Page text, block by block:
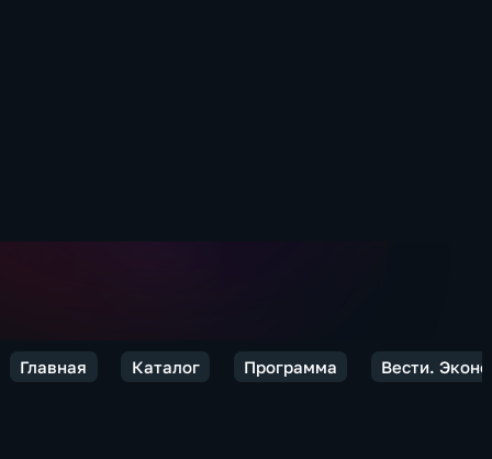
Главная Каталог Программа Вести.